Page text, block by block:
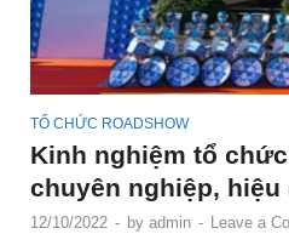
TỔ CHỨC ROADSHOW
Kinh nghiệm tổ
chuyên nghiệp, hiệu
12/10/2022 - by admin - Leave a